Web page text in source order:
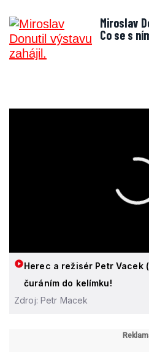
Miroslav
Co se s
Herec a režisér Petr Vacek
čuráním do kelímku!
Zdroj: Petr Macek